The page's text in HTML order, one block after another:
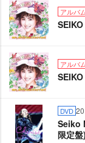
アルバ
アルバ
DVD
Seiko
限定盤)